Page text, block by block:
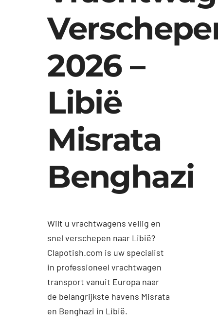
2026 –
Libië
Misrata
Benghazi
Wilt u vrachtwagens veilig en
snel verschepen naar Libië?
Clapotish.com is uw specialist
in professioneel vrachtwagen
transport vanuit Europa naar
de belangrijkste havens Misrata
en Benghazi in Libië.